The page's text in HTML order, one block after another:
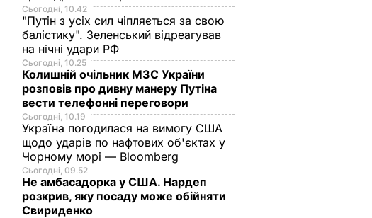
Сьогодні, 10.42
"Путін з усіх сил чіпляється за свою
балістику". Зеленський відреагував
на нічні удари РФ
Сьогодні, 10.25
Колишній очільник МЗС України
розповів про дивну манеру Путіна
вести телефонні переговори
Сьогодні, 10.19
Україна погодилася на вимогу США
щодо ударів по нафтових об'єктах у
Чорному морі — Bloomberg
Сьогодні, 09.52
Не амбасадорка у США. Нардеп
розкрив, яку посаду може обійняти
Свириденко